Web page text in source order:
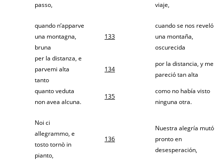
passo,
viaje,
quando n’apparve
una montagna,
bruna
133
cuando se nos reveló
una montaña,
oscurecida
per la distanza, e
parvemi alta
tanto
134
por la distancia, y me
pareció tan alta
quanto veduta
non avea alcuna.
135
como no había visto
ninguna otra.
Noi ci
allegrammo, e
tosto tornò in
pianto,
136
Nuestra alegría mutó
pronto en
desesperación,